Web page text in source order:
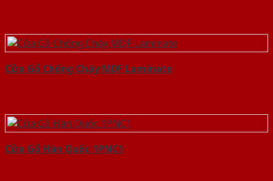
Cửa Gỗ Chống Cháy MDF Laminate
Cửa Gỗ Hàn Quốc 1PNC1